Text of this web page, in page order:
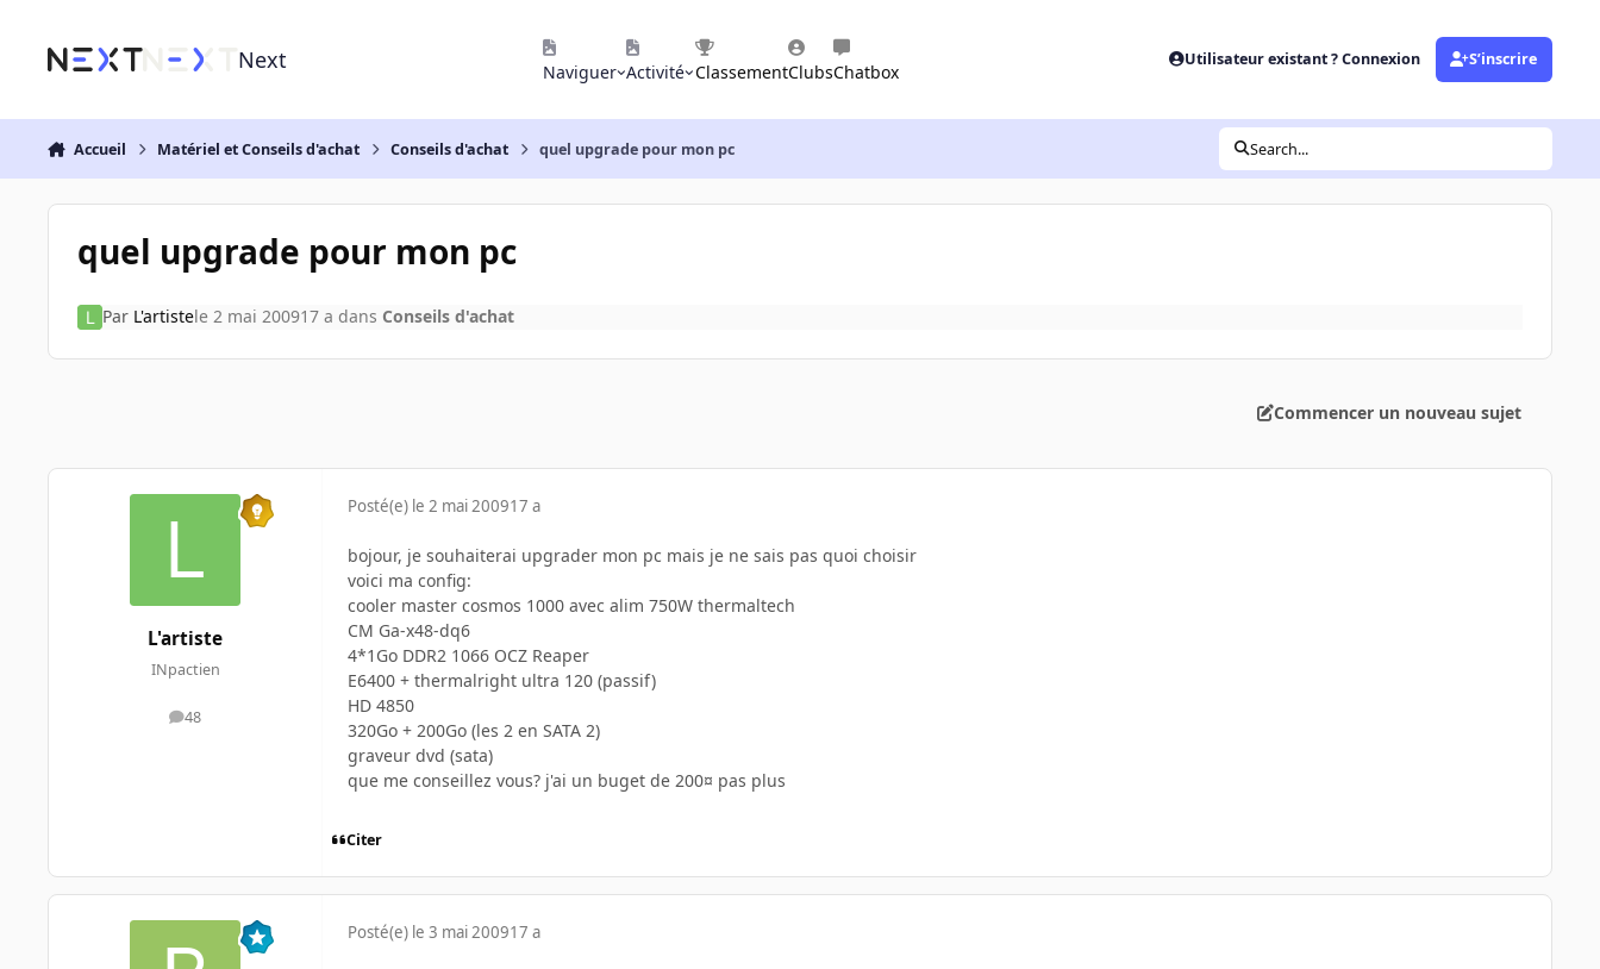
Next Naviguer Activité ClassementClubsChatbox
Utilisateur existant ? Connexion S’inscrire
Accueil Matériel et Conseils d'achat Conseils d'achat quel upgrade pour mon pc Search...
quel upgrade pour mon pc
Par L'artistele 2 mai 200917 a dans Conseils d'achat
Commencer un nouveau sujet
L'artiste
INpactien
48
messages
Posté(e) le 2 mai 200917 a
bojour, je souhaiterai upgrader mon pc mais je ne sais pas quoi choisir
voici ma config:
cooler master cosmos 1000 avec alim 750W thermaltech
CM Ga-x48-dq6
4*1Go DDR2 1066 OCZ Reaper
E6400 + thermalright ultra 120 (passif)
HD 4850
320Go + 200Go (les 2 en SATA 2)
graveur dvd (sata)
que me conseillez vous? j'ai un buget de 200¤ pas plus
Citer
Posté(e) le 3 mai 200917 a